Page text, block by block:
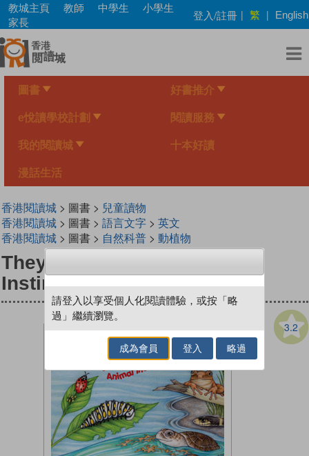
Skip
main
content
教城主頁 教師 中學生
小學生
家長
登入/註冊 | 繁 | English
圖書 好書推介
e悅讀學校計劃 閱讀服務
我的閱讀城 十本好讀
漫話生活
香港閱讀城> 圖書 > 兒童讀物
香港閱讀城> 圖書 > 語言文字> 英文
香港閱讀城> 圖書 > 自然科普> 動植物
They Just Know: Animal
Instincts
3.2
請登入以享受個人化閱讀體驗，或按「略
過」繼續瀏覽。
成為會員 登入 略過